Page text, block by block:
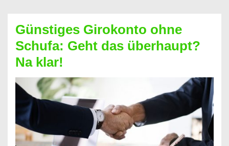
dabei
profitieren
–
So
funktioniert’s
Günstiges Girokonto ohne
Schufa: Geht das überhaupt?
Na klar!